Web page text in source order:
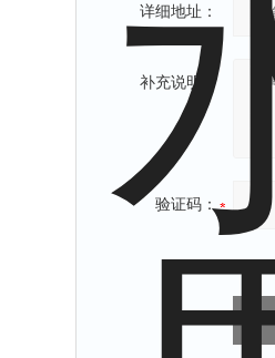
详细地址：
补充说明：
验证码：